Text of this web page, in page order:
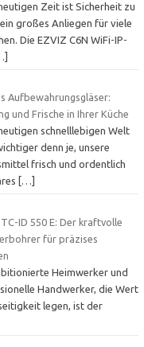
Zeit ist Sicherheit zu
großes Anliegen für viele
Die EZVIZ C6N WiFi-IP-
Aufbewahrungsgläser:
und Frische in Ihrer Küche
schnelllebigen Welt
denn je, unsere
frisch und ordentlich
[…]
ID 550 E: Der kraftvolle
für präzises
Heimwerker und
Handwerker, die Wert
legen, ist der